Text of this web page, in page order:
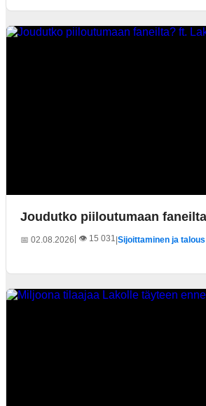
Joudutko piiloutumaan
📅 02.08.2026 | 👁️ 15 031|Sijoittaminen ja talous